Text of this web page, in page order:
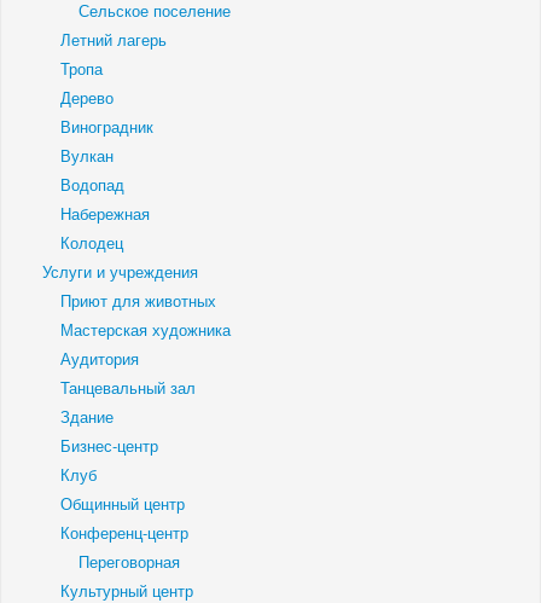
Сельское поселение
Летний лагерь
Тропа
Дерево
Виноградник
Вулкан
Водопад
Набережная
Колодец
Услуги и учреждения
Приют для животных
Мастерская художника
Аудитория
Танцевальный зал
Здание
Бизнес-центр
Клуб
Общинный центр
Конференц-центр
Переговорная
Культурный центр